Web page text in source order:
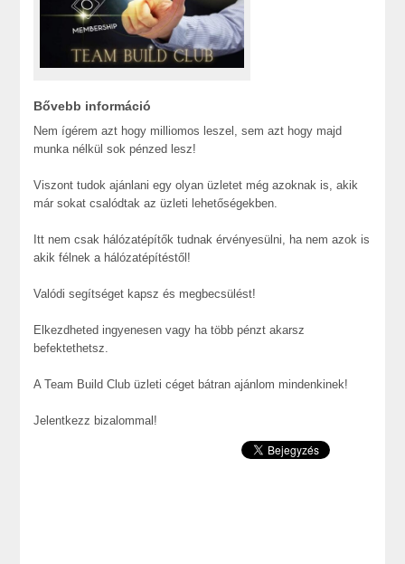
Bővebb információ
Nem ígérem azt hogy milliomos leszel, sem azt hogy majd
munka nélkül sok pénzed lesz!
Viszont tudok ajánlani egy olyan üzletet még azoknak is, akik
már sokat csalódtak az üzleti lehetőségekben.
Itt nem csak hálózatépítők tudnak érvényesülni, ha nem azok is
akik félnek a hálózatépítéstől!
Valódi segítséget kapsz és megbecsülést!
Elkezdheted ingyenesen vagy ha több pénzt akarsz
befektethetsz.
A Team Build Club üzleti céget bátran ajánlom mindenkinek!
Jelentkezz bizalommal!